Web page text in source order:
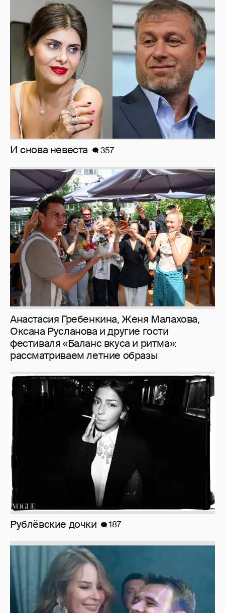
И снова невеста 357
Анастасия Гребенкина, Женя Малахова,
Оксана Русланова и другие гости
фестиваля «Баланс вкуса и ритма»:
рассматриваем летние образы
Рублёвские дочки 187